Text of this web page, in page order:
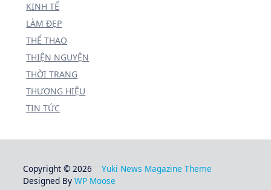
Company: United States Entertainment & Media
Address: 1101 Rue Jeanne - Mance, Montréal, Quebec